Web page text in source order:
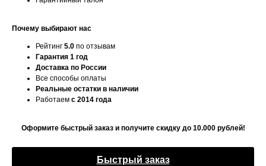
Почему выбирают нас
Рейтинг 5.0 по отзывам
Гарантия 1 год
Доставка по России
Все способы оплаты
Реальные остатки в наличии
Работаем с 2014 года
Оформите быстрый заказ и получите скидку до 10.000 рублей!
Быстрый заказ